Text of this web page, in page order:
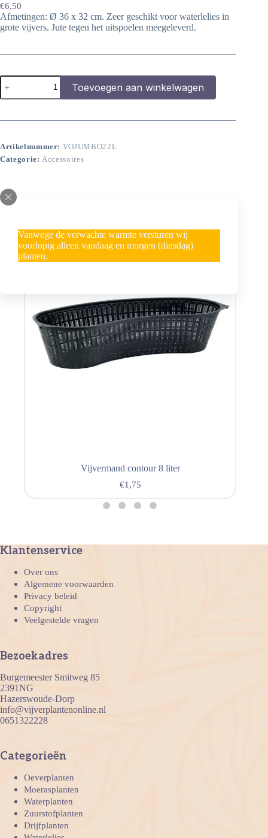
Vanwege de verwachte warmte versturen wij
voorlopig alleen vandaag en morgen (dinsdag)
planten.
€6,50
Afmetingen: Ø 36 x 32 cm. Zeer geschikt voor waterlelies in
grote vijvers. Jute tegen het uitspoelen meegeleverd.
Jumbo
vijvermand
22
aantal
Toevoegen aan winkelwagen
Artikelnummer: VOJUMBO22L
Categorie: Accessoires
Vijvermand contour 8 liter
€1,75
Klantenservice
Over ons
Algemene voorwaarden
Privacy beleid
Copyright
Veelgestelde vragen
Bezoekadres
Burgemeester Smitweg 85
2391NG
Hazerswoude-Dorp
info@vijverplantenonline.nl
0651322228
Categorieën
Oeverplanten
Moerasplanten
Waterplanten
Zuurstofplanten
Drijfplanten